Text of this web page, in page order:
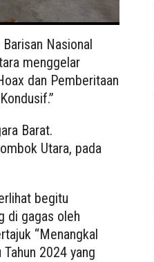
Barisan Nasional
menggelar
dan Pemberitaan
Barat.
Utara, pada
begitu
di gagas oleh
“Menangkal
2024 yang